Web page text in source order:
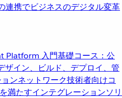
携でビジネスのデジタル変革
Platform 入門基礎コース：公
ザイン、ビルド、デプロイ、管
ンネットワーク技術者向けコ
満たすインテグレーションソリ